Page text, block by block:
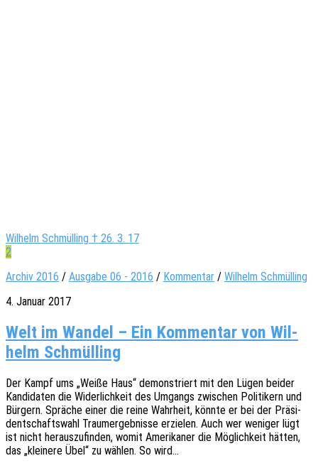
Wilhelm Schmülling † 26. 3. 17
2
Archiv 2016 / Ausgabe 06 - 2016 / Kommentar / Wilhelm Schmülling
4. Januar 2017
Welt im Wan­del – Ein Kom­men­tar von Wil­
helm Schmülling
Der Kampf ums „Weiße Haus“ demons­triert mit den Lügen beider
Kandi­da­ten die Wider­lich­keit des Umgangs zwischen Poli­ti­kern und
Bürgern. Sprä­che einer die reine Wahr­heit, könnte er bei der Präsi­
dent­schafts­wahl Traum­er­geb­nis­se erzie­len. Auch wer weni­ger lügt
ist nicht heraus­zu­fin­den, womit Ameri­ka­ner die Möglich­keit hätten,
das „klei­ne­re Übel“ zu wählen. So wird…